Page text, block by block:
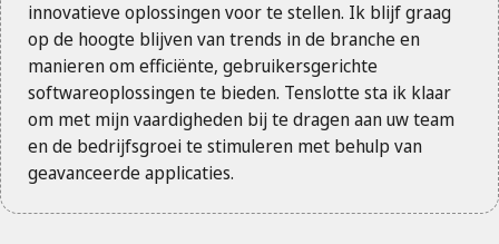
innovatieve oplossingen voor te stellen. Ik blijf graag
op de hoogte blijven van trends in de branche en
manieren om efficiënte, gebruikersgerichte
softwareoplossingen te bieden. Tenslotte sta ik klaar
om met mijn vaardigheden bij te dragen aan uw team
en de bedrijfsgroei te stimuleren met behulp van
geavanceerde applicaties.